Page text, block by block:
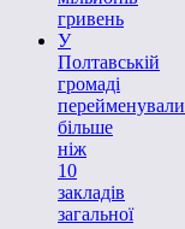
гривень
У
Полтавській
громаді
перейменували
більше
ніж
10
закладів
загальної